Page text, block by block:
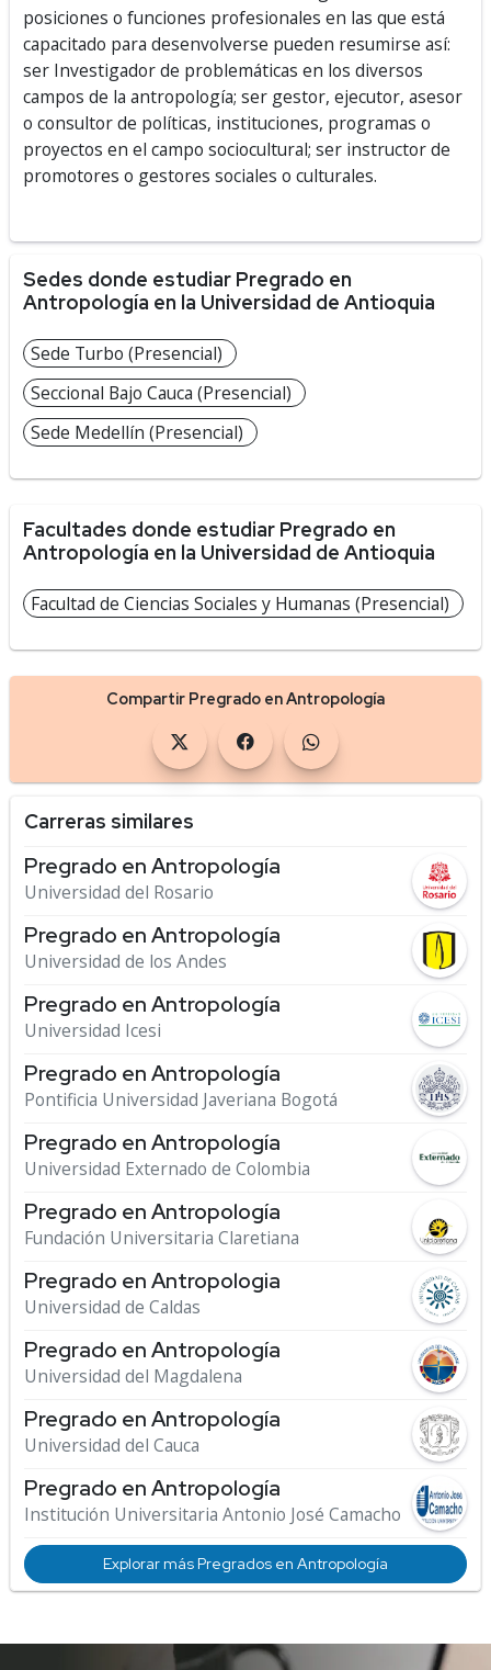
posiciones o funciones profesionales en las que está
capacitado para desenvolverse pueden resumirse así:
ser Investigador de problemáticas en los diversos
campos de la antropología; ser gestor, ejecutor, asesor
o consultor de políticas, instituciones, programas o
proyectos en el campo sociocultural; ser instructor de
promotores o gestores sociales o culturales.
Sedes donde estudiar Pregrado en
Antropología en la Universidad de Antioquia
Sede Turbo (Presencial)
Seccional Bajo Cauca (Presencial)
Sede Medellín (Presencial)
Facultades donde estudiar Pregrado en
Antropología en la Universidad de Antioquia
Facultad de Ciencias Sociales y Humanas (Presencial)
Compartir Pregrado en Antropología
Carreras similares
Pregrado en Antropología
Universidad del Rosario
Pregrado en Antropología
Universidad de los Andes
Pregrado en Antropología
Universidad Icesi
Pregrado en Antropología
Pontificia Universidad Javeriana Bogotá
Pregrado en Antropología
Universidad Externado de Colombia
Pregrado en Antropología
Fundación Universitaria Claretiana
Pregrado en Antropologia
Universidad de Caldas
Pregrado en Antropología
Universidad del Magdalena
Pregrado en Antropología
Universidad del Cauca
Pregrado en Antropología
Institución Universitaria Antonio José Camacho
Explorar más Pregrados en Antropología